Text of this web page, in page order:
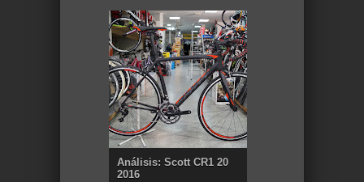
Análisis: Scott CR1 20
2016